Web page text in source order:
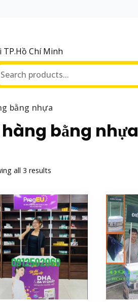
TP.Hồ Chí Minh
bằng nhựa
bằng nhựa
all 3 results